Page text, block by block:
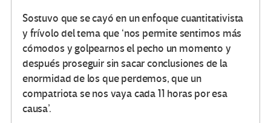
Sostuvo que se cayó en un enfoque cuantitativista
y frívolo del tema que ‘nos permite sentirnos más
cómodos y golpearnos el pecho un momento y
después proseguir sin sacar conclusiones de la
enormidad de los que perdemos, que un
compatriota se nos vaya cada 11 horas por esa
causa’.